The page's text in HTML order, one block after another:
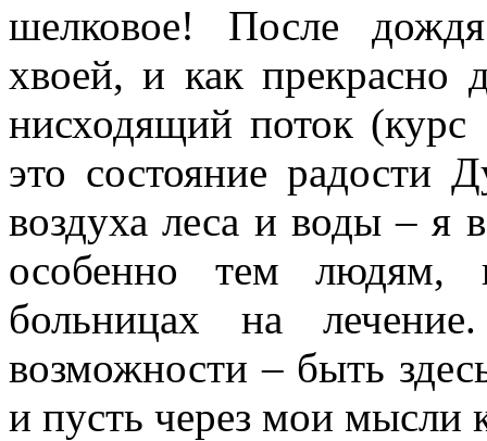
шелковое! После
хвоей, и как прекрасно
нисходящий поток (курс
это состояние радости
воздуха леса и воды – я
особенно тем людям,
больницах на
возможности – быть
и пусть через мои мысли